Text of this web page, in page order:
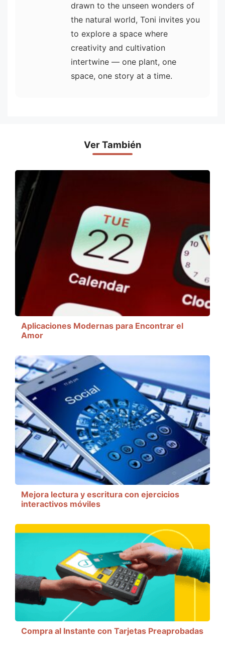
drawn to the unseen wonders of
the natural world, Toni invites you
to explore a space where
creativity and cultivation
intertwine — one plant, one
space, one story at a time.
Ver También
Aplicaciones Modernas para Encontrar el
Amor
Mejora lectura y escritura con ejercicios
interactivos móviles
Compra al Instante con Tarjetas Preaprobadas